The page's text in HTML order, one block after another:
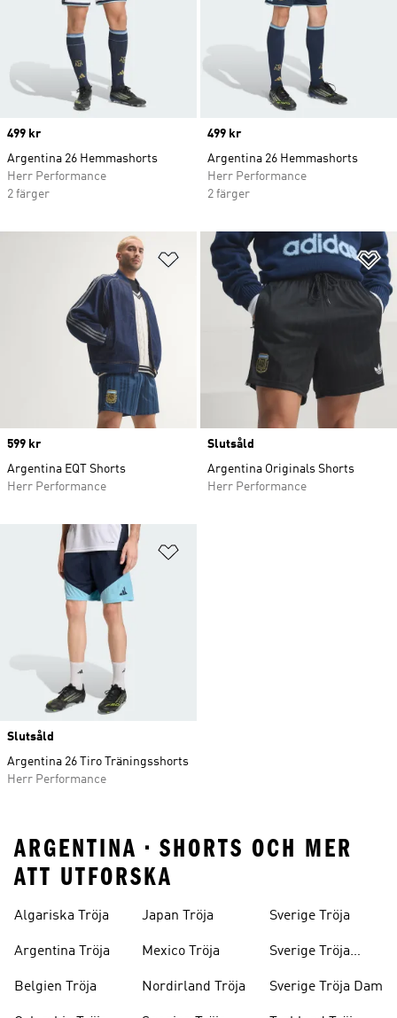
Price
499 kr
Argentina 26 Hemmashorts
Herr Performance
2 färger
Price
499 kr
Argentina 26 Hemmashorts
Herr Performance
2 färger
Lägg till på önskelistan
Price
599 kr
Argentina EQT Shorts
Herr Performance
Slutsåld
Argentina Originals Shorts
Herr Performance
Slutsåld
Argentina 26 Tiro Träningsshorts
Herr Performance
ARGENTINA • SHORTS OCH MER
ATT UTFORSKA
Algariska Tröja
Argentina Tröja
Belgien Tröja
Japan Tröja
Mexico Tröja
Nordirland Tröja
Sverige Tröja
Sverige Tröja
Sverige Tröja Dam